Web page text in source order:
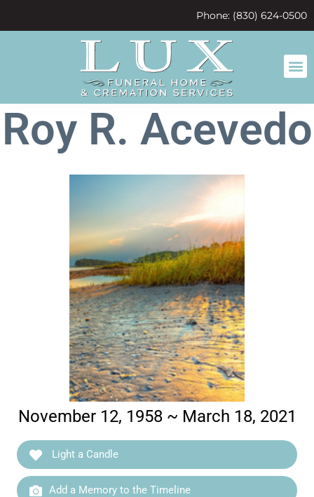
Phone: (830) 624-0500
Roy R. Acevedo
November 12, 1958 ~ March 18, 2021
Light a Candle
Add a Memory to the Timeline